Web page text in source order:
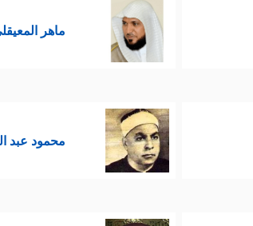
ماهر
محمود عبد